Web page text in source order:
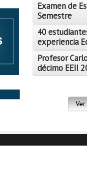
Leer Más
Leer Más
Examen de
Semestre
40
experiencia
Profesor
décimo EEII